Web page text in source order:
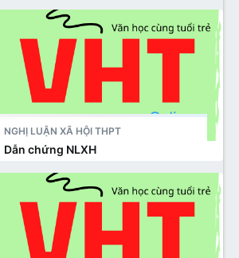
NGHỊ LUẬN XÃ HỘI THPT
Dẫn chứng NLXH